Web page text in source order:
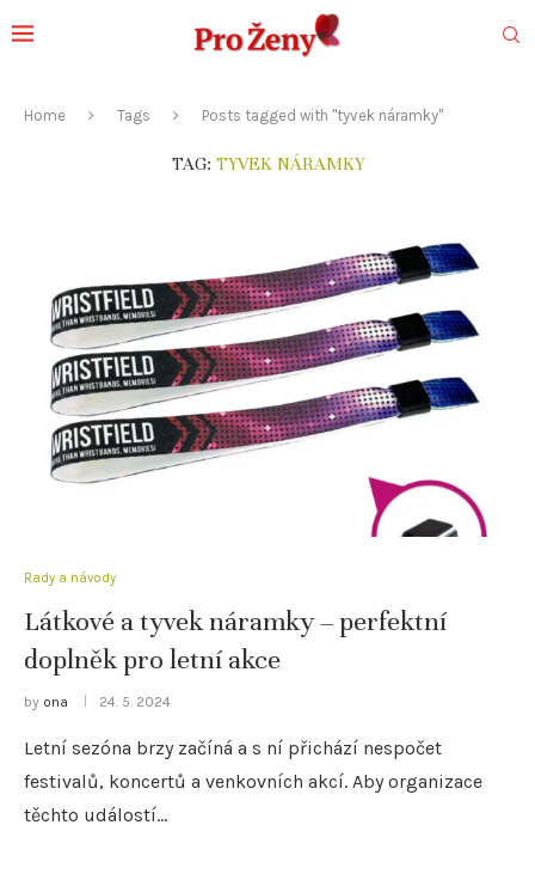
Home Tags Posts tagged with "tyvek náramky"
TAG: TYVEK NÁRAMKY
Rady a návody
Látkové a tyvek náramky – perfektní
doplněk pro letní akce
by ona 24. 5. 2024
Letní sezóna brzy začíná a s ní přichází nespočet
festivalů, koncertů a venkovních akcí. Aby organizace
těchto událostí…